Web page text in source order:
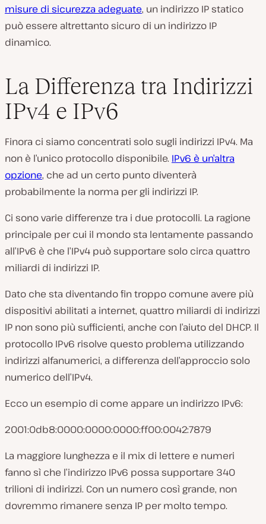
misure di sicurezza adeguate, un indirizzo IP statico
può essere altrettanto sicuro di un indirizzo IP
dinamico.
La Differenza tra Indirizzi
IPv4 e IPv6
Finora ci siamo concentrati solo sugli indirizzi IPv4. Ma
non è l’unico protocollo disponibile. IPv6 è un’altra
opzione, che ad un certo punto diventerà
probabilmente la norma per gli indirizzi IP.
Ci sono varie differenze tra i due protocolli. La ragione
principale per cui il mondo sta lentamente passando
all’IPv6 è che l’IPv4 può supportare solo circa quattro
miliardi di indirizzi IP.
Dato che sta diventando fin troppo comune avere più
dispositivi abilitati a internet, quattro miliardi di indirizzi
IP non sono più sufficienti, anche con l’aiuto del DHCP. Il
protocollo IPv6 risolve questo problema utilizzando
indirizzi alfanumerici, a differenza dell’approccio solo
numerico dell’IPv4.
Ecco un esempio di come appare un indirizzo IPv6:
2001:0db8:0000:0000:0000:ff00:0042:7879
La maggiore lunghezza e il mix di lettere e numeri
fanno sì che l’indirizzo IPv6 possa supportare 340
trilioni di indirizzi. Con un numero così grande, non
dovremmo rimanere senza IP permoltotempo.